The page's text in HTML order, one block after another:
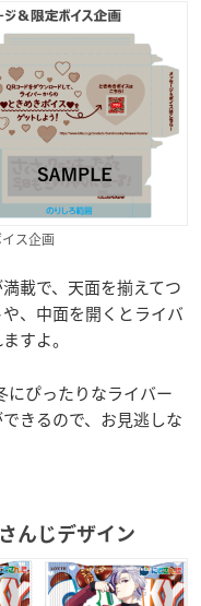
ス企画
載で、天面を揃えてつ
、中面を開くとライバ
すよ。
にぴったりなライバー
きるので、お見逃しな
んじデザイン